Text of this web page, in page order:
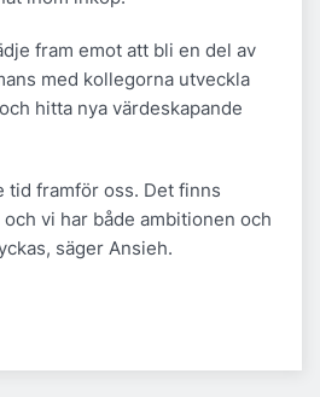
fram emot att bli en del av
med kollegorna utveckla
hitta nya värdeskapande
tid framför oss. Det finns
vi har både ambitionen och
säger Ansieh.